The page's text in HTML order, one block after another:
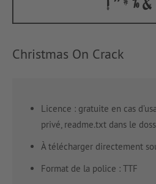
Christmas On Crack
Licence : gratuite en cas
privé, readme.txt dans le
À télécharger directement
Format de la police : TTF